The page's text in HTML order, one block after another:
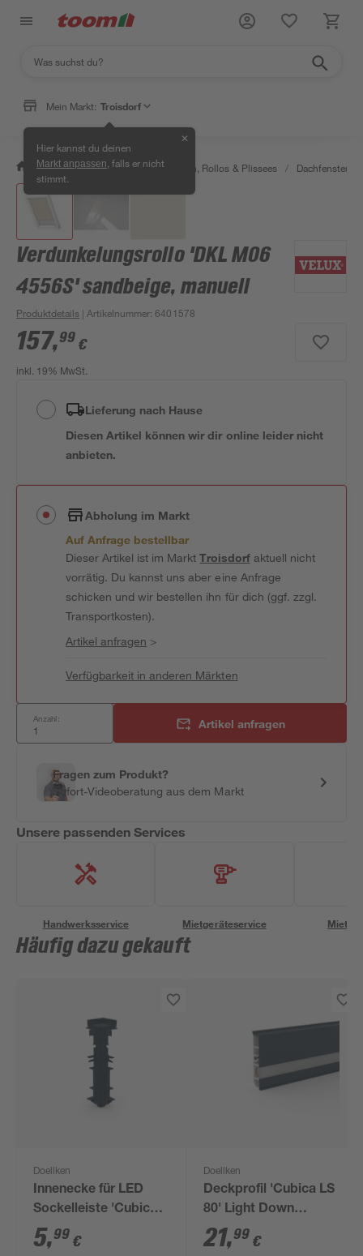
Mein Markt: Troisdorf
Hier kannst du deinen
Markt anpassen , falls er nicht
stimmt.
✕
/ Wohnen & Haushalt / Jalousien, Rollos & Plissees / Dachfenster-
Verdunkelungsrollo 'DKL M06
4556S' sandbeige, manuell
Produktdetails | Artikelnummer:6401578
157,99 €
inkl. 19% MwSt.
Lieferung nach Hause
Diesen Artikel können wir dir online leider nicht
anbieten.
Abholung im Markt
Auf Anfrage bestellbar
Dieser Artikel ist im MarktTroisdorfaktuell nicht
vorrätig. Du kannst uns aber eine Anfrage
schicken und wir bestellen ihn für dich (ggf. zzgl.
Transportkosten).
Artikel anfragen >
Verfügbarkeit in anderen Märkten
Anzahl: Artikel anfragen
Fragen zum Produkt?
Sofort-Videoberatung aus dem Markt
Unsere passenden Services
Handwerksservice Mietgeräteservice
Häufig dazu gekauft
Doellken
Innenecke für LED
Sockelleiste 'Cubica
LS 80' anthrazit
5,99 €
Doellken
Deckprofil 'Cubica LS
80' Light Down
anthrazit 250 x 8 x 2
cm
21,99 €